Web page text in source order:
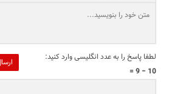
لطفا پاسخ را به عدد انگلیسی وارد کنید:
10 − 9 =